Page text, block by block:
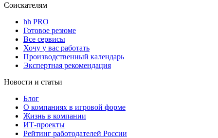
Соискателям
hh PRO
Готовое резюме
Все сервисы
Хочу у вас работать
Производственный календарь
Экспертная рекомендация
Новости и статьи
Блог
О компаниях в игровой форме
Жизнь в компании
ИТ-проекты
Рейтинг работодателей России